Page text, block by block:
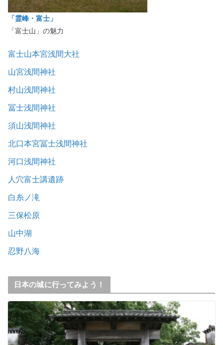
「霊峰・富士」
「富士山」の魅力
富士山本宮浅間大社
山宮浅間神社
村山浅間神社
冨士浅間神社
須山浅間神社
北口本宮冨士浅間神社
河口浅間神社
人穴富士講遺跡
白糸ノ滝
三保松原
山中湖
忍野八海
日本の城に行ってみよう！